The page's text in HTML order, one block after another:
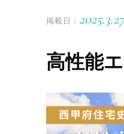
掲載日：
高性能